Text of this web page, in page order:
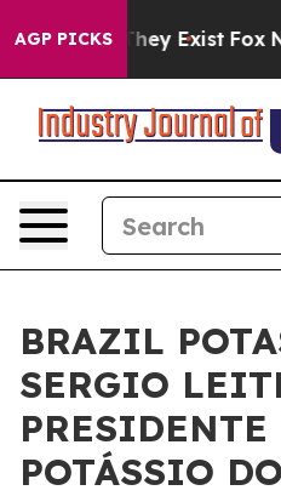
AGP PICKS
They Exist Fox News
BRAZIL
SERGIO
PRESIDENTE
POTÁSSIO